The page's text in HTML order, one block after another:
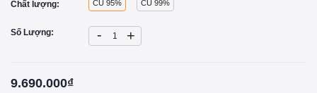
Chất lượng: CŨ 95% CŨ 99%
Số Lượng: - +
9.690.000₫